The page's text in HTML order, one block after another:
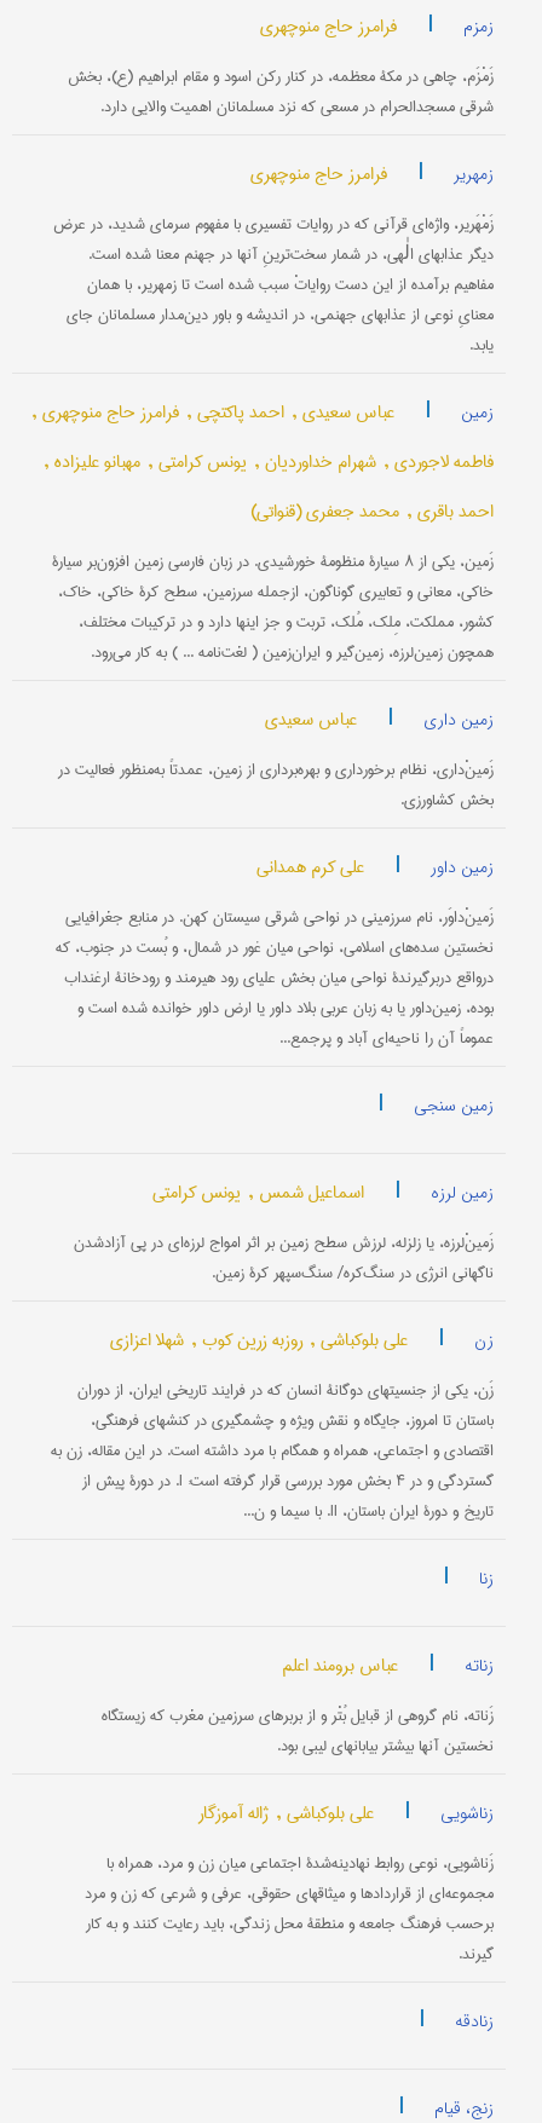
زمزم | فرامرز حاج منوچهری
زَمْزَم، چاهی در مکۀ معظمه، در کنار رکن اسود و مقام ابراهیم (ع)، بخش
شرقی مسجدالحرام در مسعى که نزد مسلمانان اهمیت والایی دارد.
زمهریر | فرامرز حاج منوچهری
زَمْهَریر، واژه‌ای قرآنی که در روایات تفسیری با مفهوم سرمای شدید، در عرض
دیگر عذابهای الٰهی، در شمار سخت‌ترینِ آنها در جهنم معنا شده است.
مفاهیم برآمده از این دست روایاتْ سبب شده است تا زمهریر، با همان
معنایِ نوعی از عذابهای جهنمی، در اندیشه و باور دین‌مدار مسلمانان جای
یابد.
زمین | عباس سعیدی , احمد پاکتچی , فرامرز حاج منوچهری ,
فاطمه لاجوردی , شهرام خداوردیان , یونس کرامتی , مهبانو علیزاده ,
احمد باقری , محمد جعفری (قنواتی)
زَمین، یکی از ۸ سیارۀ منظومۀ خورشیدی. در زبان فارسی زمین افزون‌بر سیارۀ
خاکی، معانی و تعابیری گوناگون، ازجمله سرزمین، سطح کرۀ خاکی، خاک،
کشور، مملکت، مِلک، مُلک، تربت و جز اینها دارد و در ترکیبات مختلف،
همچون زمین‌لرزه، زمین‌گیر و ایران‌زمین ( لغت‌نامه ... ) به کار می‌رود.
زمین داری | عباس سعیدی
زَمینْ‌داری، نظام برخورداری و بهره‌برداری از زمین، عمدتاً به‌منظور فعالیت در
بخش کشاورزی.
زمین داور | علی کرم همدانی
زَمینْ‌داوَر، نام سرزمینی در نواحی شرقی سیستان کهن. در منابع جغرافیایی
نخستین سده‌های اسلامی، نواحی میان غور در شمال، و بُست در جنوب، که
درواقع دربرگیرندۀ نواحی میان بخش علیای رود هیرمند و رودخانۀ ارغنداب
بوده، زمین‌داور یا به زبان عربی بلاد داور یا ارض داور خوانده شده است و
عموماً آن را ناحیه‌ای آباد و پرجمع...
زمین سنجی |
زمین لرزه | اسماعیل شمس , یونس کرامتی
زَمینْ‌لرزه، یا زلزله، لرزش سطح زمین بر اثر امواج لرزه‌ای در پی آزادشدن
ناگهانی انرژی در سنگ‌کره/ سنگ‌سپهر کرۀ زمین.
زن | علی بلوکباشی , روزبه زرین کوب , شهلا اعزازی
زَن، یکی از جنسیتهای دوگانۀ انسان که در فرایند تاریخی ایران، از دوران
باستان تا امروز، جایگاه و نقش ویژه و چشمگیری در کنشهای فرهنگی،
اقتصادی و اجتماعی، همراه و همگام با مرد داشته است. در این مقاله، زن به
گستردگی و در ۴ بخش مورد بررسی قرار گرفته است: I. در دورۀ پیش از
تاریخ و دورۀ ایران باستان، II. با سیما و ن...
زنا |
زناته | عباس برومند اعلم
زَناته، نام گروهی از قبایل بُتْر و از بربرهای سرزمین مغرب که زیستگاه
نخستین آنها بیشتر بیابانهای لیبی بود.
زناشویی | علی بلوکباشی , ژاله آموزگار
زَناشویی، نوعی روابط نهادینه‌شدۀ اجتماعی میان زن و مرد، همراه با
مجموعه‌ای از قراردادها و میثاقهای حقوقی، عرفی و شرعی که زن و مرد
برحسب فرهنگ جامعه و منطقۀ محل زندگی، باید رعایت کنند و به کار
گیرند.
زنادقه |
زنج، قیام |